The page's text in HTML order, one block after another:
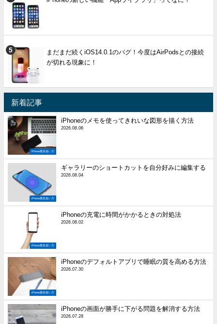
まだまだ続くiOS14.0.1のバグ！今度はAirPodsとの接続
が切れる現象に！
新着記事
iPhone裏技使い方
iPhoneのメモを使ってきれいな図形を描く方法
2026.08.06
iPhone裏技使い方
ギャラリーのショートカットを自分好みに編集する
2026.08.04
iPhone裏技使い方
iPhoneの充電に時間がかかるときの対処法
2026.08.02
iPhone裏技使い方
iPhoneのデフォルトアプリで睡眠の質を高める方法
2026.07.30
iPhoneの画面が勝手に下がる問題を解消する方法
2026.07.28